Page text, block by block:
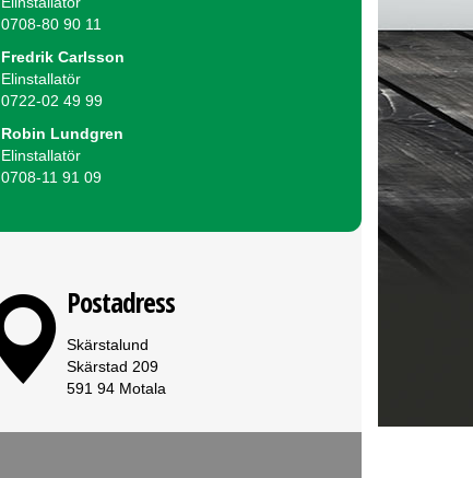
0708-80 90 11
Fredrik Carlsson
Elinstallatör
0722-02 49 99
Robin Lundgren
Elinstallatör
0708-11 91 09
Postadress
Skärstalund
Skärstad 209
591 94 Motala